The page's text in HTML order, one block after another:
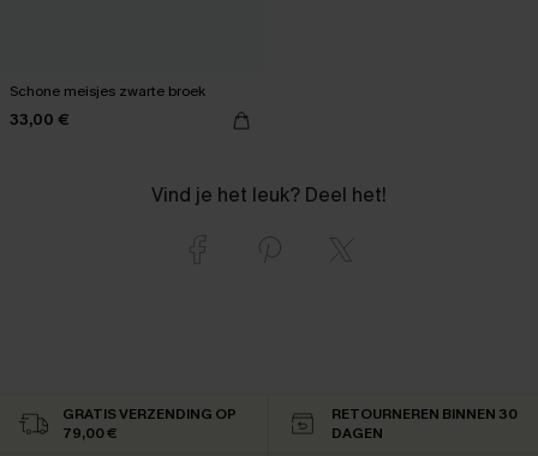
Schone meisjes zwarte broek
33,00 €
Vind je het leuk? Deel het!
GRATIS VERZENDING OP
79,00 €
RETOURNEREN BINNEN 30
DAGEN